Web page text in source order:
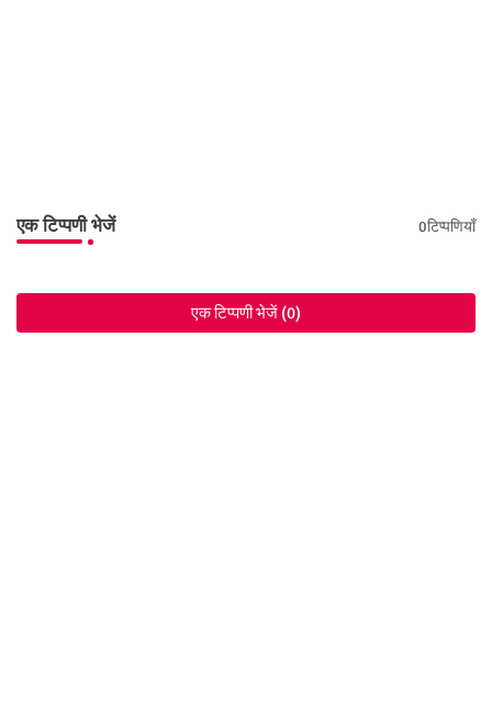
एक टिप्पणी भेजें 0टिप्पणियाँ
एक टिप्पणी भेजें (0)